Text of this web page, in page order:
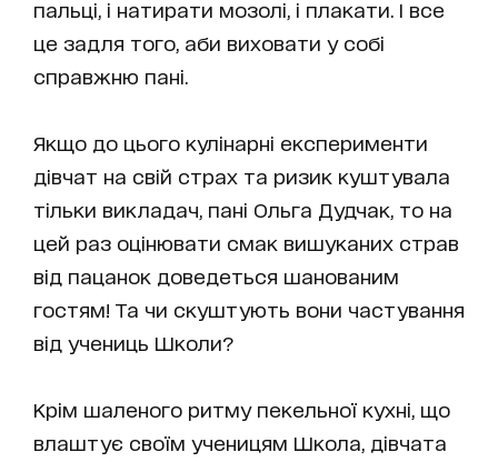
пальці, і натирати мозолі, і плакати. І все
це задля того, аби виховати у собі
справжню пані.
Якщо до цього кулінарні експерименти
дівчат на свій страх та ризик куштувала
тільки викладач, пані Ольга Дудчак, то на
цей раз оцінювати смак вишуканих страв
від пацанок доведеться шанованим
гостям! Та чи скуштують вони частування
від учениць Школи?
Крім шаленого ритму пекельної кухні, що
влаштує своїм ученицям Школа, дівчата